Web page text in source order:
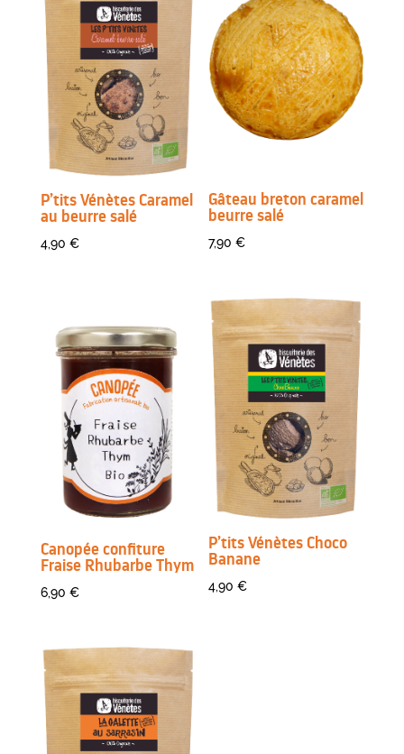
P’tits Vénètes Caramel
au beurre salé
4,90 €
Gâteau breton caramel
beurre salé
7,90€
Canopée confiture
Fraise Rhubarbe Thym
6,90 €
P’tits Vénètes Choco
Banane
4,90€